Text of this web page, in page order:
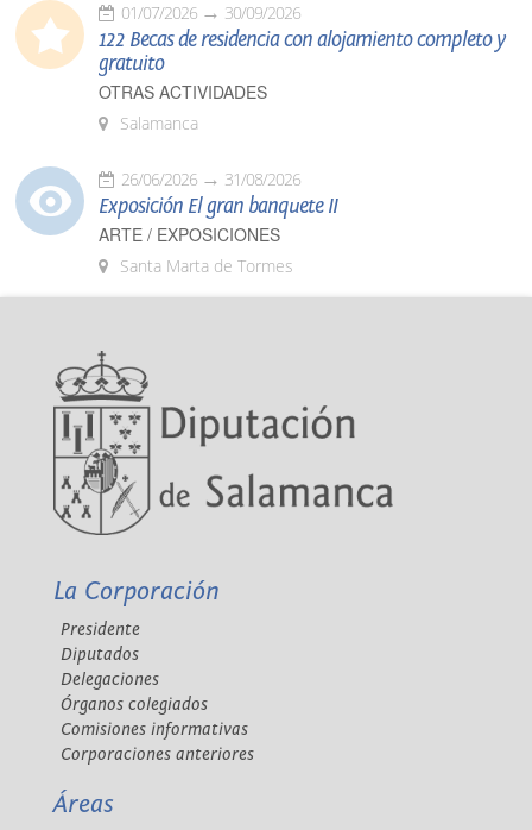
01/07/2026 30/09/2026
122 Becas de residencia con alojamiento completo y
gratuito
OTRAS ACTIVIDADES
Salamanca
26/06/2026 31/08/2026
Exposición El gran banquete II
ARTE / EXPOSICIONES
Santa Marta de Tormes
La Corporación
Presidente
Diputados
Delegaciones
Órganos colegiados
Comisiones informativas
Corporaciones anteriores
Áreas